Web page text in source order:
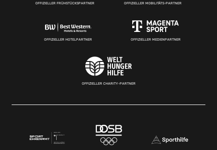
OFFIZIELLER FRÜHSTÜCKSPARTNER OFFIZIELLER MOBILITÄTS-PARTNER
OFFIZIELLER HOTELPARTNER OFFIZIELLER MEDIENPARTNER
OFFIZIELLER CHARITY-PARTNER